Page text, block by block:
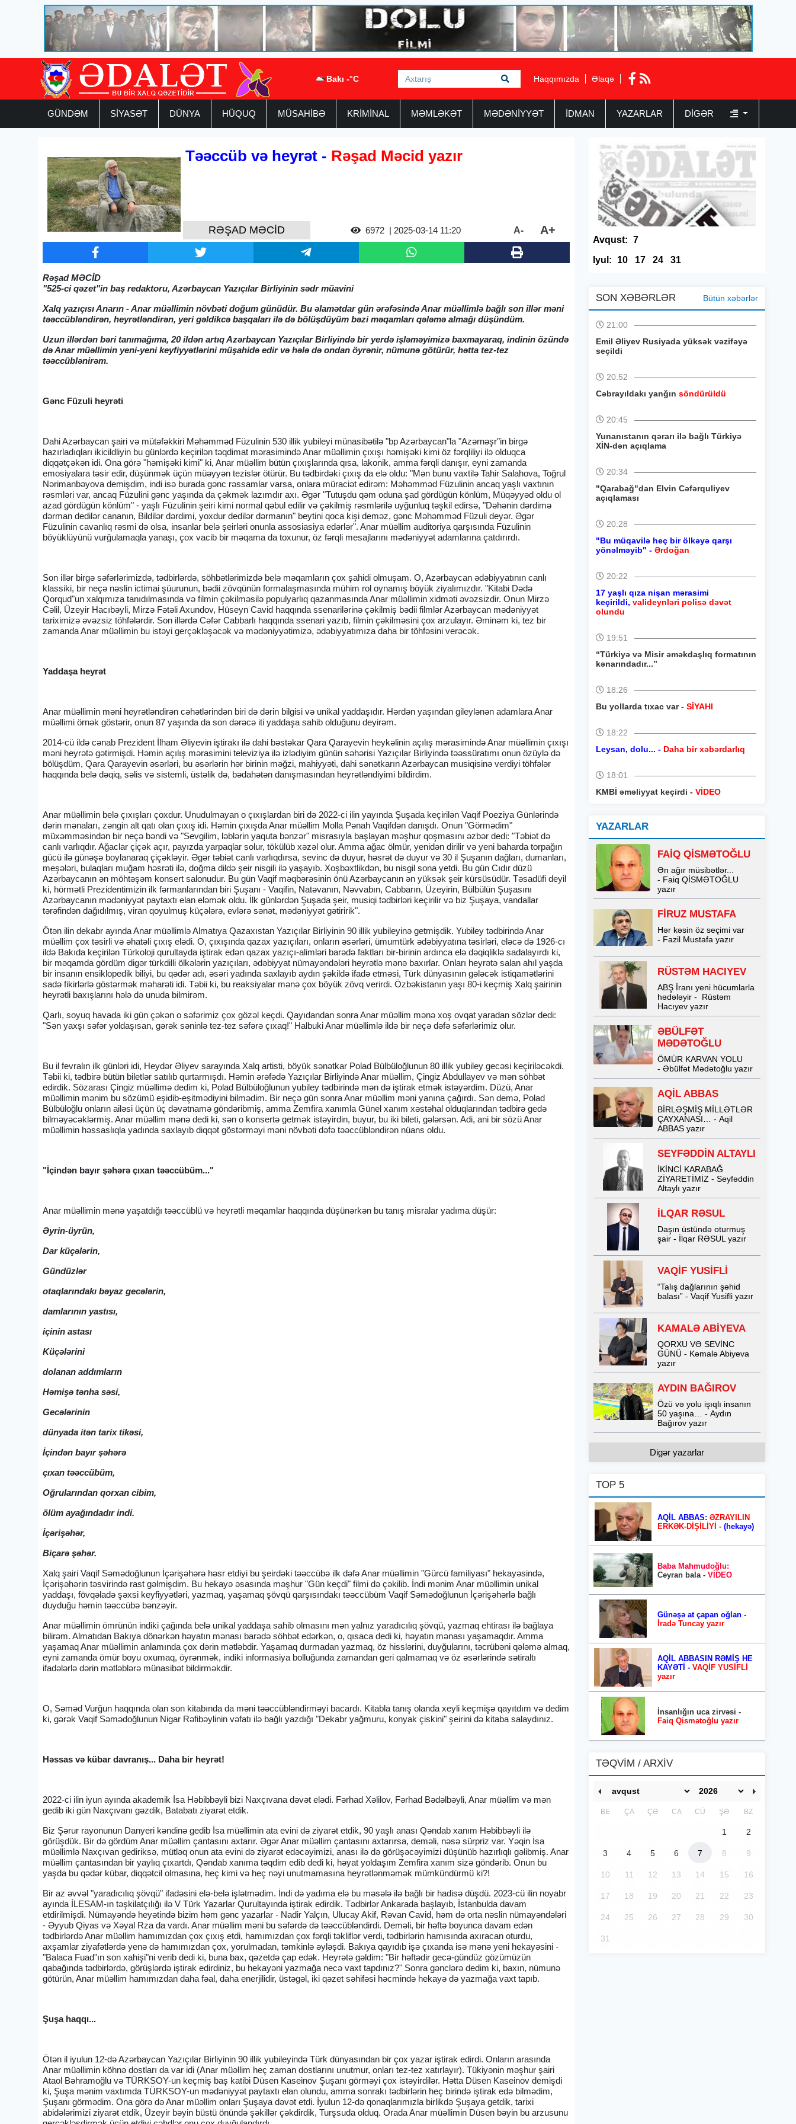
Bakı -°C Haqqımızda Əlaqə
GÜNDƏM SİYASƏT DÜNYA HÜQUQ MÜSAHİBƏ KRİMİNAL MƏMLƏKƏT MƏDƏNİYYƏT İDMAN YAZARLAR DIGƏR
Təəccüb və heyrət - Rəşad Məcid yazır
RƏŞAD MƏCİD 6972 | 2025-03-14 11:20 A- A+
Rəşad MƏCİD
"525-ci qəzet"in baş redaktoru, Azərbaycan Yazıçılar Birliyinin sədr müavini
Xalq yazıçısı Anarın - Anar müəllimin növbəti doğum günüdür. Bu əlamətdar gün ərəfəsində Anar müəllimlə bağlı son illər məni
təəccübləndirən, heyrətləndirən, yeri gəldikcə başqaları ilə də bölüşdüyüm bəzi məqamları qələmə almağı düşündüm.
Uzun illərdən bəri tanımağıma, 20 ildən artıq Azərbaycan Yazıçılar Birliyində bir yerdə işləməyimizə baxmayaraq, indinin özündə
də Anar müəllimin yeni-yeni keyfiyyətlərini müşahidə edir və hələ də ondan öyrənir, nümunə götürür, hətta tez-tez
təəccüblənirəm.
Gənc Füzuli heyrəti
Dahi Azərbaycan şairi və mütəfəkkiri Məhəmməd Füzulinin 530 illik yubileyi münasibətilə "bp Azərbaycan"la "Azərnəşr"in birgə
hazırladıqları ikicildliyin bu günlərdə keçirilən təqdimat mərasimində Anar müəllimin çıxışı həmişəki kimi öz fərqliliyi ilə olduqca
diqqətçəkən idi. Ona görə "həmişəki kimi" ki, Anar müəllim bütün çıxışlarında qısa, lakonik, amma fərqli danışır, eyni zamanda
emosiyalara təsir edir, düşünmək üçün müəyyən tezislər ötürür. Bu tədbirdəki çıxış da elə oldu: "Mən bunu vaxtilə Tahir Salahova, Toğrul
Nərimanbəyova demişdim, indi isə burada gənc rəssamlar varsa, onlara müraciət edirəm: Məhəmməd Füzulinin ancaq yaşlı vaxtının
rəsmləri var, ancaq Füzulini gənc yaşında da çəkmək lazımdır axı. Əgər "Tutuşdu qəm oduna şad gördügün könlüm, Müqəyyəd oldu ol
azad gördügün könlüm" - yaşlı Füzulinin şeiri kimi normal qəbul edilir və çəkilmiş rəsmlərilə uyğunluq təşkil edirsə, "Dəhənin dərdimə
dərman dedilər cananın, Bildilər dərdimi, yoxdur dedilər dərmanın" beytini qoca kişi deməz, gənc Məhəmməd Füzuli deyər. Əgər
Füzulinin cavanlıq rəsmi də olsa, insanlar belə şeirləri onunla assosiasiya edərlər". Anar müəllim auditoriya qarşısında Füzulinin
böyüklüyünü vurğulamaqla yanaşı, çox vacib bir məqama da toxunur, öz fərqli mesajlarını mədəniyyət adamlarına çatdırırdı.
Son illər birgə səfərlərimizdə, tədbirlərdə, söhbətlərimizdə belə məqamların çox şahidi olmuşam. O, Azərbaycan ədəbiyyatının canlı
klassiki, bir neçə nəslin ictimai şüurunun, bədii zövqünün formalaşmasında mühim rol oynamış böyük ziyalımızdır. "Kitabi Dədə
Qorqud"un xalqımıza tanıdılmasında və filmin çəkilməsilə populyarlıq qazanmasında Anar müəllimin xidməti əvəzsizdir. Onun Mirzə
Cəlil, Üzeyir Hacıbəyli, Mirzə Fətəli Axundov, Hüseyn Cavid haqqında ssenarilərinə çəkilmiş bədii filmlər Azərbaycan mədəniyyət
tariximizə əvəzsiz töhfələrdir. Son illərdə Cəfər Cabbarlı haqqında ssenari yazıb, filmin çəkilməsini çox arzulayır. Əminəm ki, tez bir
zamanda Anar müəllimin bu istəyi gerçəkləşəcək və mədəniyyətimizə, ədəbiyyatımıza daha bir töhfəsini verəcək.
Yaddaşa heyrət
Anar müəllimin məni heyrətləndirən cəhətlərindən biri də dərin bilgisi və unikal yaddaşıdır. Hərdən yaşından gileylənən adamlara Anar
müəllimi örnək göstərir, onun 87 yaşında da son dərəcə iti yaddaşa sahib olduğunu deyirəm.
2014-cü ildə cənab Prezident İlham Əliyevin iştirakı ilə dahi bəstəkar Qara Qarayevin heykəlinin açılış mərasimində Anar müəllimin çıxışı
məni heyrətə gətirmişdi. Həmin açılış mərasimini televiziya ilə izlədiyim günün səhərisi Yazıçılar Birliyində təəssüratımı onun özüylə də
bölüşdüm, Qara Qarayevin əsərləri, bu əsərlərin hər birinin məğzi, mahiyyəti, dahi sənətkarın Azərbaycan musiqisinə verdiyi töhfələr
haqqında belə dəqiq, səlis və sistemli, üstəlik də, bədahətən danışmasından heyrətləndiyimi bildirdim.
Anar müəllimin belə çıxışları çoxdur. Unudulmayan o çıxışlardan biri də 2022-ci ilin yayında Şuşada keçirilən Vaqif Poeziya Günlərində
dərin mənaları, zəngin alt qatı olan çıxış idi. Həmin çıxışda Anar müəllim Molla Pənah Vaqifdən danışdı. Onun "Görmədim"
müxəmməsindən bir neçə bəndi və "Sevgilim, ləblərin yaquta bənzər" misrasıyla başlayan məşhur qoşmasını əzbər dedi: "Təbiət də
canlı varlıqdır. Ağaclar çiçək açır, payızda yarpaqlar solur, tökülüb xəzəl olur. Amma ağac ölmür, yenidən dirilir və yeni baharda torpağın
gücü ilə günəşə boylanaraq çiçəkləyir. Əgər təbiət canlı varlıqdırsa, sevinc də duyur, həsrət də duyur və 30 il Şuşanın dağları, dumanları,
meşələri, bulaqları muğam həsrəti ilə, doğma dildə şeir nisgili ilə yaşayıb. Xoşbəxtlikdən, bu nisgil sona yetdi. Bu gün Cıdır düzü
Azərbaycanın ən möhtəşəm konsert salonudur. Bu gün Vaqif məqbərəsinin önü Azərbaycanın ən yüksək şeir kürsüsüdür. Təsadüfi deyil
ki, hörmətli Prezidentimizin ilk fərmanlarından biri Şuşanı - Vaqifin, Natəvanın, Nəvvabın, Cabbarın, Üzeyirin, Bülbülün Şuşasını
Azərbaycanın mədəniyyət paytaxtı elan eləmək oldu. İlk günlərdən Şuşada şeir, musiqi tədbirləri keçirilir və biz Şuşaya, vandallar
tərəfindən dağıdılmış, viran qoyulmuş küçələrə, evlərə sənət, mədəniyyət gətiririk".
Ötən ilin dekabr ayında Anar müəllimlə Almatıya Qazaxıstan Yazıçılar Birliyinin 90 illik yubileyinə getmişdik. Yubiley tədbirində Anar
müəllim çox təsirli və əhatəli çıxış elədi. O, çıxışında qazax yazıçıları, onların əsərləri, ümumtürk ədəbiyyatına təsirləri, eləcə də 1926-cı
ildə Bakıda keçirilən Türkoloji qurultayda iştirak edən qazax yazıçı-alimləri barədə faktları bir-birinin ardınca elə dəqiqliklə sadalayırdı ki,
bir məqamda gördüm digər türkdilli ölkələrin yazıçıları, ədəbiyyat nümayəndələri heyrətlə mənə baxırlar. Onları heyrətə salan ahıl yaşda
bir insanın ensiklopedik biliyi, bu qədər adı, əsəri yadında saxlayıb aydın şəkildə ifadə etməsi, Türk dünyasının gələcək istiqamətlərini
sadə fikirlərlə göstərmək məharəti idi. Təbii ki, bu reaksiyalar mənə çox böyük zövq verirdi. Özbəkistanın yaşı 80-i keçmiş Xalq şairinin
heyrətli baxışlarını hələ də unuda bilmirəm.
Qarlı, soyuq havada iki gün çəkən o səfərimiz çox gözəl keçdi. Qayıdandan sonra Anar müəllim mənə xoş ovqat yaradan sözlər dedi:
"Sən yaxşı səfər yoldaşısan, gərək səninlə tez-tez səfərə çıxaq!" Halbuki Anar müəllimlə ildə bir neçə dəfə səfərlərimiz olur.
Bu il fevralın ilk günləri idi, Heydər Əliyev sarayında Xalq artisti, böyük sənətkar Polad Bülbüloğlunun 80 illik yubiley gecəsi keçiriləcəkdi.
Təbii ki, tədbirə bütün biletlər satılıb qurtarmışdı. Həmin ərəfədə Yazıçılar Birliyində Anar müəllim, Çingiz Abdullayev və mən söhbət
edirdik. Sözarası Çingiz müəllimə dedim ki, Polad Bülbüloğlunun yubiley tədbirində mən də iştirak etmək istəyərdim. Düzü, Anar
müəllimin mənim bu sözümü eşidib-eşitmədiyini bilmədim. Bir neçə gün sonra Anar müəllim məni yanına çağırdı. Sən demə, Polad
Bülbüloğlu onların ailəsi üçün üç dəvətnamə göndəribmiş, amma Zemfira xanımla Günel xanım xəstəhal olduqlarından tədbirə gedə
bilməyəcəklərmiş. Anar müəllim mənə dedi ki, sən o konsertə getmək istəyirdin, buyur, bu iki bileti, gələrsən. Adi, ani bir sözü Anar
müəllimin həssaslıqla yadında saxlayıb diqqət göstərməyi məni növbəti dəfə təəccübləndirən nüans oldu.
"İçindən bayır şəhərə çıxan təəccübüm..."
Anar müəllimin mənə yaşatdığı təəccüblü və heyrətli məqamlar haqqında düşünərkən bu tanış misralar yadıma düşür:
Əyrin-üyrün,
Dar küçələrin,
Gündüzlər
otaqlarındakı bəyaz gecələrin,
damlarının yastısı,
içinin astası
Küçələrini
dolanan addımların
Həmişə tənha səsi,
Gecələrinin
dünyada itən tarix tikəsi,
İçindən bayır şəhərə
çıxan təəccübüm,
Oğrularından qorxan cibim,
ölüm ayağındadır indi.
İçərişəhər,
Biçarə şəhər.
Xalq şairi Vaqif Səmədoğlunun İçərişəhərə həsr etdiyi bu şeirdəki təəccübə ilk dəfə Anar müəllimin "Gürcü familiyası" hekayəsində,
İçərişəhərin təsvirində rast gəlmişdim. Bu hekayə əsasında məşhur "Gün keçdi" filmi də çəkilib. İndi mənim Anar müəllimin unikal
yaddaşı, fövqəladə şəxsi keyfiyyətləri, yazmaq, yaşamaq şövqü qarşısındakı təəccübüm Vaqif Səmədoğlunun İçərişəhərlə bağlı
duyduğu həmin təəccübə bənzəyir.
Anar müəllimin ömrünün indiki çağında belə unikal yaddaşa sahib olmasını mən yalnız yaradıcılıq şövqü, yazmaq ehtirası ilə bağlaya
bilirəm. Almatıdan Bakıya dönərkən həyatın mənası barədə söhbət edərkən, o, qısaca dedi ki, həyatın mənası yaşamaqdır. Amma
yaşamaq Anar müəllimin anlamında çox dərin mətləbdir. Yaşamaq durmadan yazmaq, öz hisslərini, duyğularını, təcrübəni qələmə almaq,
eyni zamanda ömür boyu oxumaq, öyrənmək, indiki informasiya bolluğunda zamandan geri qalmamaq və öz əsərlərində sətiraltı
ifadələrlə dərin mətləblərə münasibət bildirməkdir.
O, Səməd Vurğun haqqında olan son kitabında da məni təəccübləndirməyi bacardı. Kitabla tanış olanda xeyli keçmişə qayıtdım və dedim
ki, gərək Vaqif Səmədoğlunun Nigar Rəfibəylinin vəfatı ilə bağlı yazdığı "Dekabr yağmuru, konyak çiskini" şeirini də kitaba salaydınız.
Həssas və kübar davranış... Daha bir heyrət!
2022-ci ilin iyun ayında akademik İsa Həbibbəyli bizi Naxçıvana dəvət elədi. Fərhad Xəlilov, Fərhad Bədəlbəyli, Anar müəllim və mən
gedib iki gün Naxçıvanı gəzdik, Batabatı ziyarət etdik.
Biz Şərur rayonunun Danyeri kəndinə gedib İsa müəllimin ata evini də ziyarət etdik, 90 yaşlı anası Qəndab xanım Həbibbəyli ilə
görüşdük. Bir də gördüm Anar müəllim çantasını axtarır. Əgər Anar müəllim çantasını axtarırsa, deməli, nəsə sürpriz var. Yəqin İsa
müəllimlə Naxçıvan gediriksə, mütləq onun ata evini də ziyarət edəcəyimizi, anası ilə də görüşəcəyimizi düşünüb hazırlıqlı gəlibmiş. Anar
müəllim çantasından bir yaylıq çıxartdı, Qəndab xanıma təqdim edib dedi ki, həyat yoldaşım Zemfira xanım sizə göndərib. Onun bu
yaşda bu qədər kübar, diqqətcil olmasına, heç kimi və heç nəyi unutmamasına heyrətlənməmək mümkündürmü ki?!
Bir az əvvəl "yaradıcılıq şövqü" ifadəsini elə-belə işlətmədim. İndi də yadıma elə bu məsələ ilə bağlı bir hadisə düşdü. 2023-cü ilin noyabr
ayında İLESAM-ın təşkilatçılığı ilə V Türk Yazarlar Qurultayında iştirak edirdik. Tədbirlər Ankarada başlayıb, İstanbulda davam
etdirilmişdi. Nümayəndə heyətində bizim həm gənc yazarlar - Nadir Yalçın, Ulucay Akif, Rəvan Cavid, həm də orta nəslin nümayəndələri
- Əyyub Qiyas və Xəyal Rza da vardı. Anar müəllim məni bu səfərdə də təəccübləndirdi. Deməli, bir həftə boyunca davam edən
tədbirlərdə Anar müəllim hamımızdan çox çıxış etdi, hamımızdan çox fərqli təkliflər verdi, tədbirlərin hamısında axıracan oturdu,
axşamlar ziyafətlərdə yenə də hamımızdan çox, yorulmadan, təmkinlə əyləşdi. Bakıya qayıdıb işə çıxanda isə mənə yeni hekayəsini -
"Balaca Fuad"ın son xahişi"ni verib dedi ki, buna bax, qəzetdə çap edək. Heyrətə gəldim: "Bir həftədir gecə-gündüz gözümüzün
qabağında tədbirlərdə, görüşlərdə iştirak edirdiniz, bu hekayəni yazmağa necə vaxt tapdınız?" Sonra gənclərə dedim ki, baxın, nümunə
götürün, Anar müəllim hamımızdan daha fəal, daha enerjilidir, üstəgəl, iki qəzet səhifəsi həcmində hekayə də yazmağa vaxt tapıb.
Şuşa haqqı...
Ötən il iyulun 12-də Azərbaycan Yazıçılar Birliyinin 90 illik yubileyində Türk dünyasından bir çox yazar iştirak edirdi. Onların arasında
Anar müəllimin köhnə dostları da var idi (Anar müəllim heç zaman dostlarını unutmur, onları tez-tez xatırlayır). Tükiyənin məşhur şairi
Ataol Bəhramoğlu və TÜRKSOY-un keçmiş baş katibi Düsen Kaseinov Şuşanı görməyi çox istəyirdilər. Hətta Düsen Kaseinov demişdi
ki, Şuşa mənim vaxtımda TÜRKSOY-un mədəniyyət paytaxtı elan olundu, amma sonrakı tədbirlərin heç birində iştirak edə bilmədim,
Şuşanı görmədim. Ona görə də Anar müəllim onları Şuşaya dəvət etdi. İyulun 12-də qonaqlarımızla birlikdə Şuşaya getdik, tarixi
abidələrimizi ziyarət etdik, Üzeyir bəyin büstü önündə şəkillər çəkdirdik, Turşsuda olduq. Orada Anar müəllimin Düsen bəyin bu arzusunu
Avqust: 7
Iyul:
10 17 24 31
SON XƏBƏRLƏR Bütün xəbərlər
21:00
Emil Əliyev Rusiyada yüksək vəzifəyə
seçildi
20:52
Cəbrayıldakı yanğın söndürüldü
20:45
Yunanıstanın qərarı ilə bağlı Türkiyə
XİN-dən açıqlama
20:34
"Qarabağ"dan Elvin Cəfərquliyev
açıqlaması
20:28
"Bu müqavilə heç bir ölkəyə qarşı
yönəlməyib" - Ərdoğan
20:22
17 yaşlı qıza nişan mərasimi
keçirildi, valideynləri polisə dəvət
olundu
19:51
“Türkiyə və Misir əməkdaşlıq formatının
kənarındadır...”
18:26
Bu yollarda tıxac var - SİYAHI
18:22
Leysan, dolu... - Daha bir xəbərdarlıq
18:01
KMBİ əməliyyat keçirdi - VİDEO
YAZARLAR
FAİQ QİSMƏTOĞLU
Ən ağır müsibətlər...
- Faiq QİSMƏTOĞLU
yazır
FİRUZ MUSTAFA
Hər kəsin öz seçimi var
- Fazil Mustafa yazır
RÜSTƏM HACIYEV
ABŞ İranı yeni hücumlarla
hədələyir - Rüstəm
Hacıyev yazır
ƏBÜLFƏT
MƏDƏTOĞLU
ÖMÜR KARVAN YOLU
- Əbülfət Mədətoğlu yazır
AQİL ABBAS
BİRLƏŞMİŞ MİLLƏTLƏR
ÇAYXANASI… - Aqil
ABBAS yazır
SEYFƏDDİN ALTAYLI
İKİNCİ KARABAĞ
ZİYARETİMİZ - Seyfəddin
Altaylı yazır
İLQAR RƏSUL
Daşın üstündə oturmuş
şair - İlqar RƏSUL yazır
VAQİF YUSİFLİ
“Talış dağlarının şəhid
balası” - Vaqif Yusifli yazır
KAMALƏ ABİYEVA
QORXU VƏ SEVİNC
GÜNÜ - Kəmalə Abiyeva
yazır
AYDIN BAĞIROV
Özü və yolu işıqlı insanın
50 yaşına… - Aydın
Bağırov yazır
Digər yazarlar
TOP 5
AQİL ABBAS: ƏZRAYILIN
ERKƏK-DİŞİLİYİ - (hekayə)
Baba Mahmudoğlu:
Ceyran bala - VİDEO
Günəşə at çapan oğlan -
İradə Tuncay yazır
AQİL ABBASIN RƏMİŞ HE
KAYƏTİ - VAQİF YUSİFLİ
yazır
İnsanlığın uca zirvəsi -
Faiq Qismətoğlu yazır
TƏQVİM / ARXİV
BE ÇA ÇƏ CA CÜ ŞƏ BZ
1 2
3 4 5 6 7 8 9
10 11 12 13 14 15 16
17 18 19 20 21 22 23
24 25 26 27 28 29 30
31